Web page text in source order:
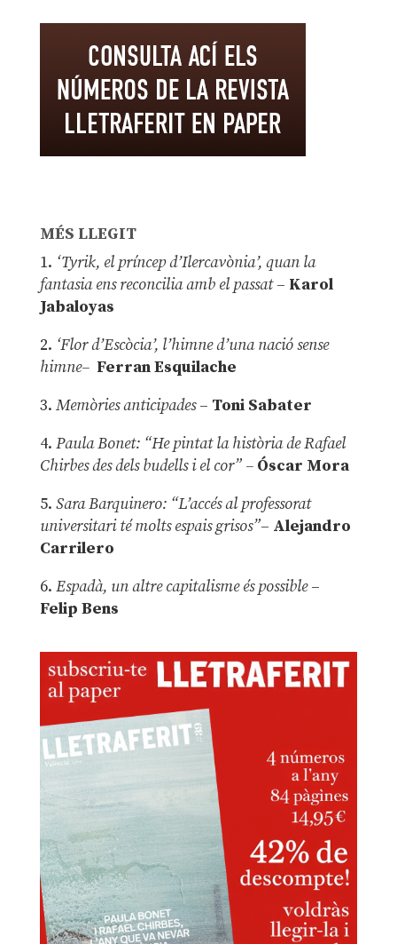
MÉS LLEGIT
1. ‘Tyrik, el príncep d’Ilercavònia’, quan la
fantasia ens reconcilia amb el passat– Karol
Jabaloyas
2. ‘Flor d’Escòcia’, l’himne d’una nació sense
himne– Ferran Esquilache
3. Memòries anticipades– Toni Sabater
4. Paula Bonet: “He pintat la història de Rafael
Chirbes des dels budells i el cor” –Óscar Mora
5. Sara Barquinero: “L’accés al professorat
universitari té molts espais grisos”– Alejandro
Carrilero
6. Espadà, un altre capitalisme és possible –
Felip Bens